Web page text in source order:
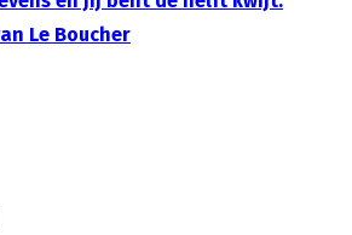
Le Boucher